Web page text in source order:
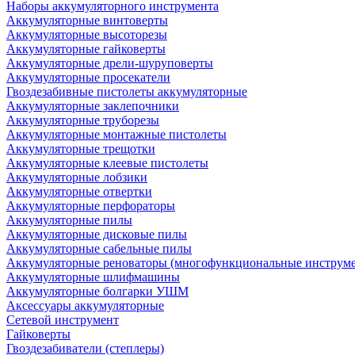
Наборы аккумуляторного инструмента
Аккумуляторные винтоверты
Аккумуляторные высоторезы
Аккумуляторные гайковерты
Аккумуляторные дрели-шуруповерты
Аккумуляторные просекатели
Гвоздезабивные пистолеты аккумуляторные
Аккумуляторные заклепочники
Аккумуляторные труборезы
Аккумуляторные монтажные пистолеты
Аккумуляторные трещотки
Аккумуляторные клеевые пистолеты
Аккумуляторные лобзики
Аккумуляторные отвертки
Аккумуляторные перфораторы
Аккумуляторные пилы
Аккумуляторные дисковые пилы
Аккумуляторные сабельные пилы
Аккумуляторные реноваторы (многофункциональные
Аккумуляторные шлифмашины
Аккумуляторные болгарки УШМ
Аксессуары аккумуляторные
Сетевой инструмент
Гайковерты
Гвоздезабиватели (степлеры)